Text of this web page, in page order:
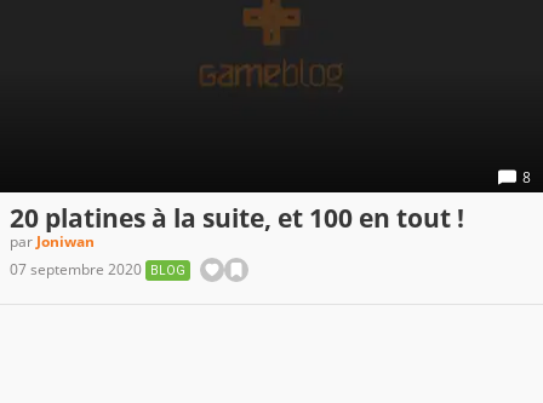
8
20 platines à la suite, et 100 en tout !
par Joniwan
07 septembre 2020
BLOG